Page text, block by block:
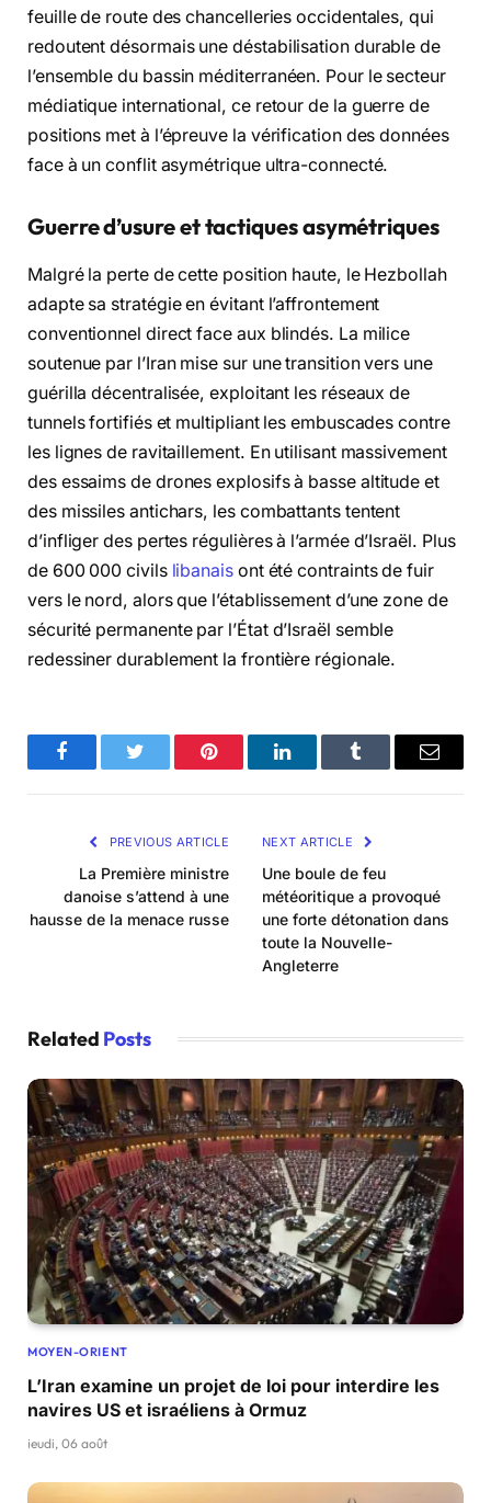
feuille de route des chancelleries occidentales, qui
redoutent désormais une déstabilisation durable de
l’ensemble du bassin méditerranéen. Pour le secteur
médiatique international, ce retour de la guerre de
positions met à l’épreuve la vérification des données
face à un conflit asymétrique ultra-connecté.
Guerre d’usure et tactiques asymétriques
Malgré la perte de cette position haute, le Hezbollah
adapte sa stratégie en évitant l’affrontement
conventionnel direct face aux blindés. La milice
soutenue par l’Iran mise sur une transition vers une
guérilla décentralisée, exploitant les réseaux de
tunnels fortifiés et multipliant les embuscades contre
les lignes de ravitaillement. En utilisant massivement
des essaims de drones explosifs à basse altitude et
des missiles antichars, les combattants tentent
d’infliger des pertes régulières à l’armée d’Israël. Plus
de 600 000 civils libanaisont été contraints de fuir
vers le nord, alors que l’établissement d’une zone de
sécurité permanente par l’État d’Israël semble
redessiner durablement la frontière régionale.
FacebookTwitter Pinterest LinkedInTumblr Email
PREVIOUS ARTICLE
La Première ministre
danoise s’attend à une
hausse de la menace russe
NEXT ARTICLE
Une boule de feu
météoritique a provoqué
une forte détonation dans
toute la Nouvelle-
Angleterre
Related Posts
MOYEN-ORIENT
L’Iran examine un projet de loi pour interdire les
navires US et israéliens à Ormuz
jeudi, 06 août